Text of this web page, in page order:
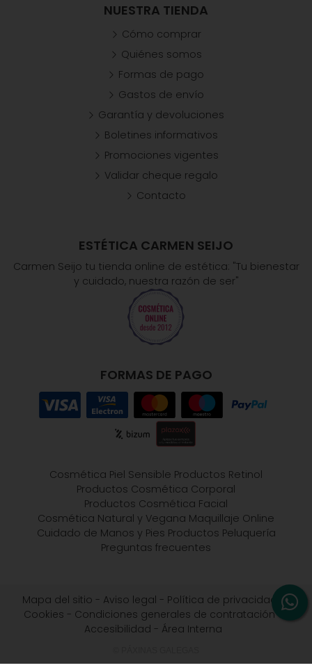
ESTÉTICA CARMEN SEIJO
Carmen Seijo tu tienda online de estética: "Tu bienestar
y cuidado, nuestra razón de ser"
FORMAS DE PAGO
NUESTRA TIENDA
Cómo comprar
Quiénes somos
Formas de pago
Gastos de envío
Garantía y devoluciones
Boletines informativos
Promociones vigentes
Validar cheque regalo
Contacto
Cosmética Piel Sensible Productos Retinol
Productos Cosmética Corporal
Productos Cosmética Facial
Cosmética Natural y Vegana Maquillaje Online
Cuidado de Manos y Pies Productos Peluquería
Preguntas frecuentes
Mapa del sitio - Aviso legal - Política de privacidad -
Cookies - Condiciones generales de contratación-
Accesibilidad - Área Interna